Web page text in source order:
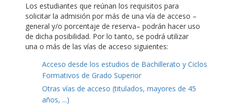
Los estudiantes que reúnan los requisitos para
solicitar la admisión por más de una vía de acceso –
general y/o porcentaje de reserva– podrán hacer uso
de dicha posibilidad. Por lo tanto, se podrá utilizar
una o más de las vías de acceso siguientes:
Acceso desde los estudios de Bachillerato y Ciclos
Formativos de Grado Superior
Otras vías de acceso (titulados, mayores de 45
años, ...)